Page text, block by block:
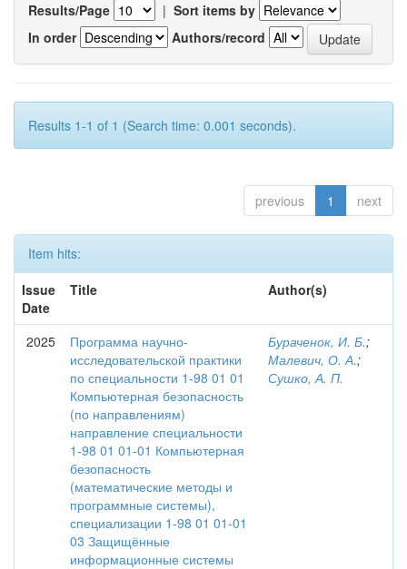
Results/Page | Sort items by
In order
Authors/record
Results 1-1 of 1 (Search time: 0.001 seconds).
previous 1 next
Item hits:
Issue
Date
Title Author(s)
2025
Программа научно-
исследовательской практики
по специальности 1-98 01 01
Компьютерная безопасность
(по направлениям)
направление специальности
1-98 01 01-01 Компьютерная
безопасность
(математические методы и
программные системы),
специализации 1-98 01 01-01
03 Защищённые
информационные системы
Бураченок, И. Б.;
Малевич, О. А.;
Сушко, А. П.